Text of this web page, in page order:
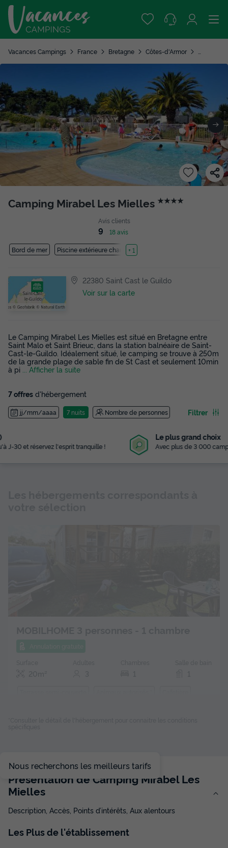
Vacances Campings France Bretagne Côtes-d'Armor
Camping Mirabel Les Mielles ★★★★
Avis clients
9 18 avis
Bord de mer Piscine extérieure chauffée
+ 1
22380 Saint Cast le Guildo
Voir sur la carte
Le Camping Mirabel Les Mielles est situé en Bretagne entre
Saint Malo et Saint Brieuc, dans la station balnéaire de Saint-
Cast-le-Guildo. Idéalement situé, le camping se trouve à 250m
de la grande plage de sable fin de St Cast et seulement 10min
à pi
... Afficher la suite
7 offres d'hébergement
jj/mm/aaaa 7 nuits Nombre de personnes Filtrer
Avec plus de 3 000 campings référencés
Meilleur prix pour 7 nuits
Modifier les dates
Voir les disponibilités
Nous recherchons les meilleurs tarifs
Présentation de Camping Mirabel Les
Mielles
Description, Accès, Points d’intérêts, Aux alentours
Les Plusde l'établissement